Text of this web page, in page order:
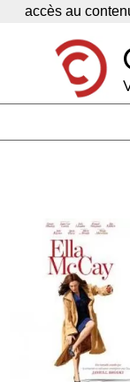
Panneau de gestion des
accès au
Economie
Services
Contacts